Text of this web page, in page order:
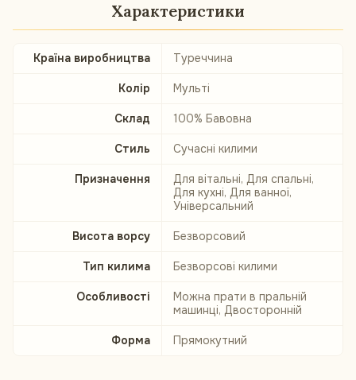
Характеристики
Країна виробництва Туреччина
Колір Мульті
Склад 100% Бавовна
Стиль Сучасні килими
Призначення
Для вітальні, Для спальні,
Для кухні, Для ванної,
Універсальний
Висота ворсу Безворсовий
Тип килима Безворсові килими
Особливості
Можна прати в пральній
машинці, Двосторонній
Форма Прямокутний